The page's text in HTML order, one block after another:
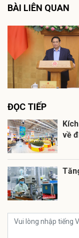
BÀI LIÊN QUAN
ĐỌC TIẾP
về